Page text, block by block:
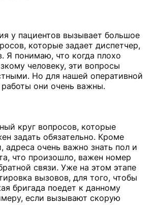
у пациентов вызывает большое
которые задает диспетчер,
Я понимаю, что когда плохо
человеку, эти вопросы
Но для нашей оперативной
работы они очень важны.
круг вопросов, которые
задать обязательно. Кроме
адреса очень важно знать пол и
что произошло, важен номер
связи. Уже на этом этапе
вызовов, для того, чтобы
бригада поедет к данному
если вызывают скорую